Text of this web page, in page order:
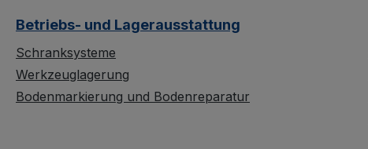
Betriebs- und Lagerausstattung
Schranksysteme
Werkzeuglagerung
Bodenmarkierung und Bodenreparatur